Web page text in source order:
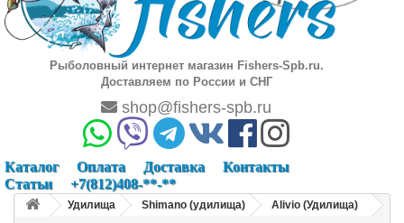
Рыболовный интернет магазин Fishers-Spb.ru.
Доставляем по России и СНГ
shop@fishers-spb.ru
Каталог Оплата Доставка
Контакты
Статьи
+7(812)408-**-**
Удилища Shimano (удилища)
Alivio (Удилища)